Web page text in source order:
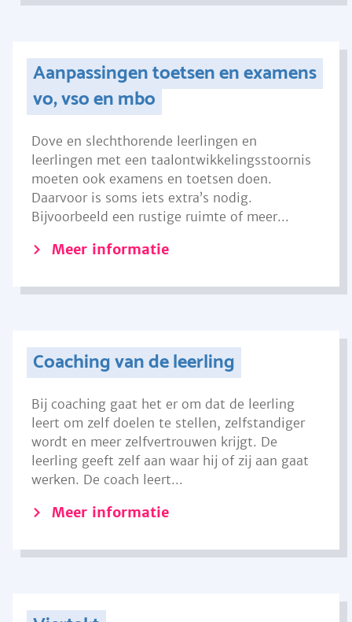
Aanpassingen toetsen en examens
vo, vso en mbo
Dove en slechthorende leerlingen en
leerlingen met een taalontwikkelingsstoornis
moeten ook examens en toetsen doen.
Daarvoor is soms iets extra’s nodig.
Bijvoorbeeld een rustige ruimte of meer...
Meer informatie
Coaching van de leerling
Bij coaching gaat het er om dat de leerling
leert om zelf doelen te stellen, zelfstandiger
wordt en meer zelfvertrouwen krijgt. De
leerling geeft zelf aan waar hij of zij aan gaat
werken. De coach leert...
Meer informatie